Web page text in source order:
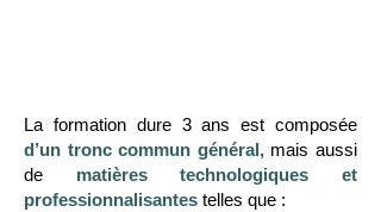
La formation dure 3 ans est composée
d’un tronc commun général,mais aussi
de matières
technologiques et
professionnalisantes telles que :